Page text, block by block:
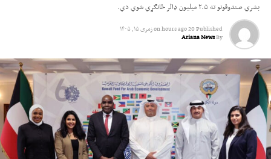
بشري صندوقونو ته ۲.۵ میلیون ډالر ځانګړي شوي دي.
Published
20 hours ago
onزمری ۱۵, ۱۴۰۵
By
Ariana News